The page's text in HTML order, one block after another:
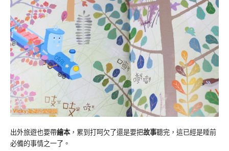
出外旅遊也要帶繪本，累到打呵欠了還是要把故事聽完，這已經是睡前
必備的事情之一了。